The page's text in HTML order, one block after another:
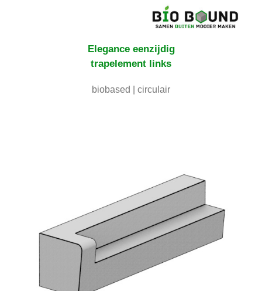
Elegance eenzijdig
trapelement links
biobased | circulair